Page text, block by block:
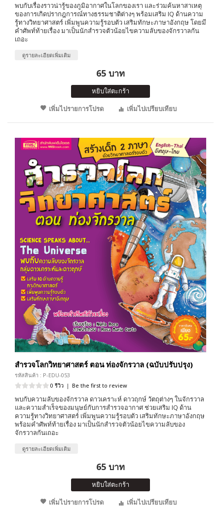
พบกับเรื่องราวน่ารู้ของภูมิอากาศในโลกของเรา และร่วมค้นหาสาเหตุ
ของการเกิดปรากฎการณ์ทางธรรมชาติต่างๆ พร้อมเสริม IQ ด้านความ
รู้ทางวิทยาศาสตร์ เพิ่มพูนความรู้รอบตัว เสริมทักษะภาษาอังกฤษ โดยมี
คำศัพท์ท้ายเรื่อง มาเป็นนักสำรวจตัวน้อยไขความลับของจักรวาลกัน
เถอะ
ดูรายละเอียดเพิ่มเติม
65 บาท
หยิบใส่ตะกร้า
เพิ่มไปรายการโปรด
เพิ่มไปเปรียบเทียบ
สำรวจโลกวิทยาศาสตร์ ตอน ท่องจักรวาล (ฉบับปรับปรุง)
รหัสสินค้า : P-EDU-053
0 รีวิว | Be the first to review
พบกับความลับของจักรวาล ดาวเคราะห์ ดาวฤกษ์ วัตถุต่างๆ ในจักรวาล
และความสำเร็จของมนุษย์กับการสำรวจอากาศ ช่วยเสริม IQ ด้าน
ความรู้ทางวิทยาศาสตร์ เพิ่มพูนความรู้รอบตัว เสริมทักษะภาษาอังกฤษ
พร้อมคำศัพท์ท้ายเรื่อง มาเป็นนักสำรวจตัวน้อยไขความลับของ
จักรวาลกันเถอะ
ดูรายละเอียดเพิ่มเติม
65 บาท
หยิบใส่ตะกร้า
เพิ่มไปรายการโปรด
เพิ่มไปเปรียบเทียบ